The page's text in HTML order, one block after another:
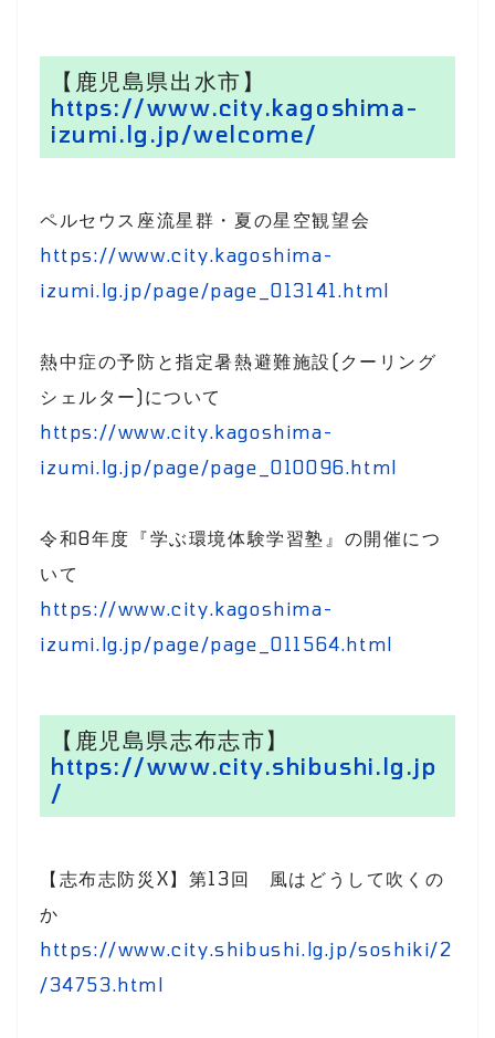
【鹿児島県出水市】
https://www.city.kagoshima-
izumi.lg.jp/welcome/
ペルセウス座流星群・夏の星空観望会
https://www.city.kagoshima-
izumi.lg.jp/page/page_013141.html
熱中症の予防と指定暑熱避難施設(クーリング
シェルター)について
https://www.city.kagoshima-
izumi.lg.jp/page/page_010096.html
令和8年度『学ぶ環境体験学習塾』の開催につ
いて
https://www.city.kagoshima-
izumi.lg.jp/page/page_011564.html
【鹿児島県志布志市】
https://www.city.shibushi.lg.jp
/
【志布志防災X】第13回 風はどうして吹くの
か
https://www.city.shibushi.lg.jp/soshiki/2
/34753.html